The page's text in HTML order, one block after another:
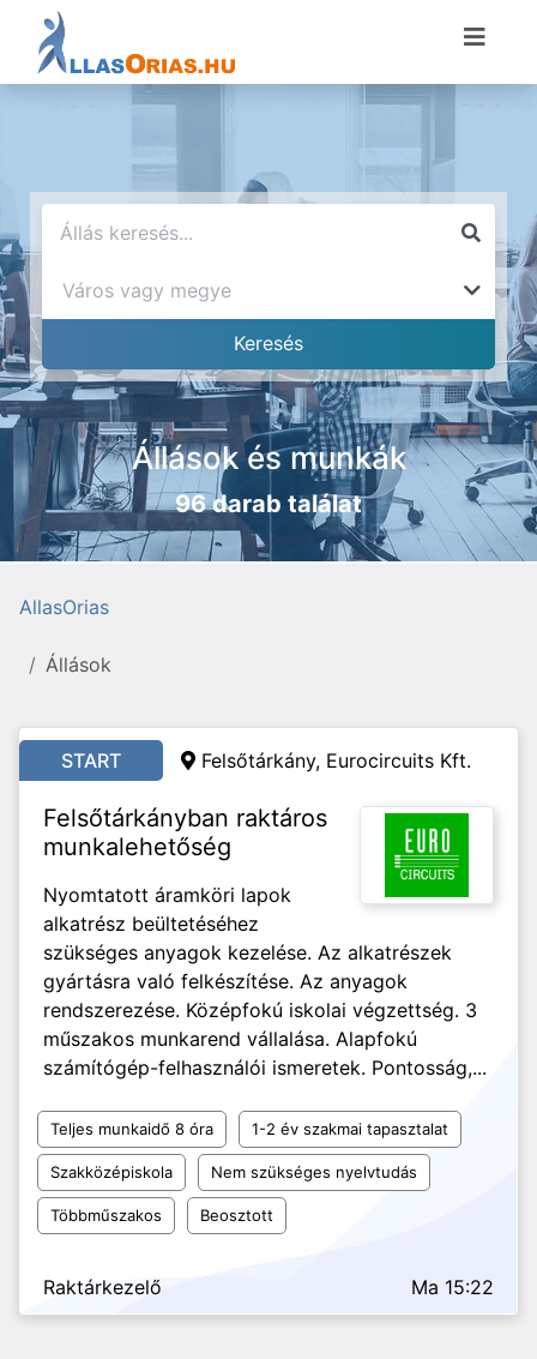
Állások és munkák
96 darab találat
AllasOrias
Állások
START Felsőtárkány, Eurocircuits Kft.
Felsőtárkányban raktáros
munkalehetőség
Nyomtatott áramköri lapok
alkatrész beültetéséhez
szükséges anyagok kezelése. Az alkatrészek
gyártásra való felkészítése. Az anyagok
rendszerezése. Középfokú iskolai végzettség. 3
műszakos munkarend vállalása. Alapfokú
számítógép-felhasználói ismeretek. Pontosság,...
Teljes munkaidő 8 óra 1-2 év szakmai tapasztalat
Szakközépiskola Nem szükséges nyelvtudás
Többműszakos Beosztott
Raktárkezelő Ma 15:22